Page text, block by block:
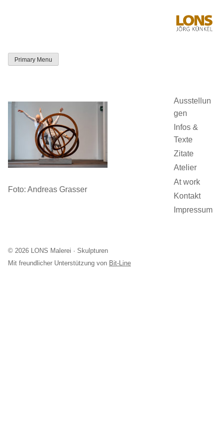
Primary Menu
Foto: Andreas Grasser
Ausstellun
gen
Infos &
Texte
Zitate
Atelier
At work
Kontakt
Impressum
© 2026 LONS Malerei · Skulpturen
Mit freundlicher Unterstützung von Bit-Line